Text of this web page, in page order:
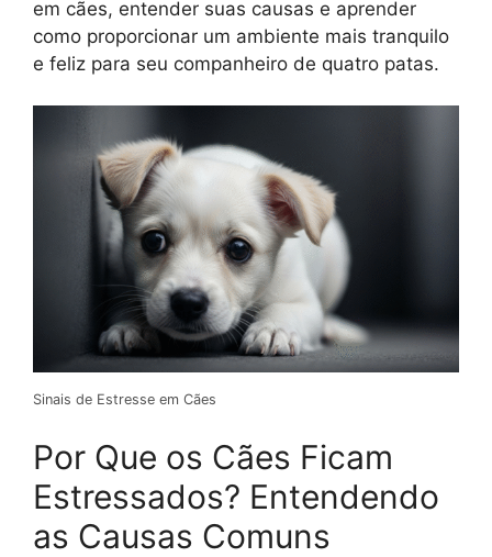
em cães, entender suas causas e aprender
como proporcionar um ambiente mais tranquilo
e feliz para seu companheiro de quatro patas.
Sinais de Estresse em Cães
Por Que os Cães Ficam
Estressados? Entendendo
as Causas Comuns